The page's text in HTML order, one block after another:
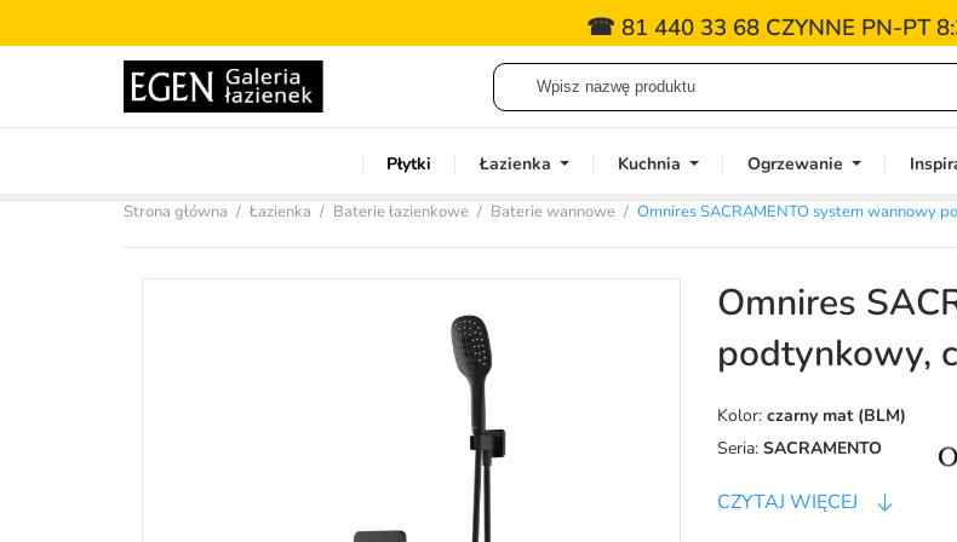
☎ 81 440 33 68 CZYNNE PN-PT
Płytki Łazienka Kuchnia Ogrzewanie
Strona główna Łazienka Baterie łazienkowe Baterie wannowe Omnires SACRAMENTO system wannowy
Omnires
podtynkowy,
Kolor: czarny mat (BLM)
Seria: SACRAMENTO
CZYTAJ WIĘCEJ